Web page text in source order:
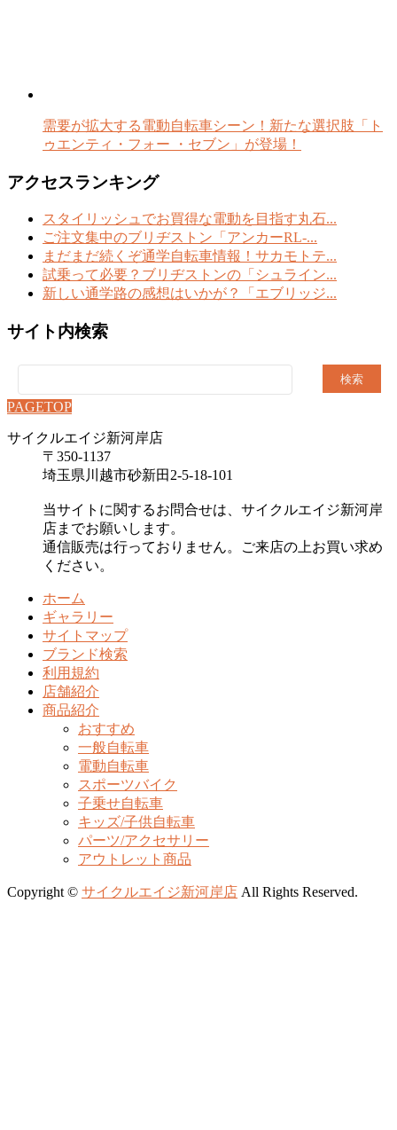
需要が拡大する電動自転車シーン！新たな選択肢「ト
ゥエンティ・フォー ・セブン」が登場！
アクセスランキング
スタイリッシュでお買得な電動を目指す丸石...
ご注文集中のブリヂストン「アンカーRL-...
まだまだ続くぞ通学自転車情報！サカモトテ...
試乗って必要？ブリヂストンの「シュライン...
新しい通学路の感想はいかが？「エブリッジ...
サイト内検索
索:
PAGETOP
サイクルエイジ新河岸店
〒350-1137
埼玉県川越市砂新田2-5-18-101
当サイトに関するお問合せは、サイクルエイジ新河岸
店までお願いします。
通信販売は行っておりません。ご来店の上お買い求め
ください。
ホーム
ギャラリー
サイトマップ
ブランド検索
利用規約
店舗紹介
商品紹介
おすすめ
一般自転車
電動自転車
スポーツバイク
子乗せ自転車
キッズ/子供自転車
パーツ/アクセサリー
アウトレット商品
Copyright © サイクルエイジ新河岸店 All Rights Reserved.